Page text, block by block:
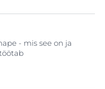
- mis see on ja